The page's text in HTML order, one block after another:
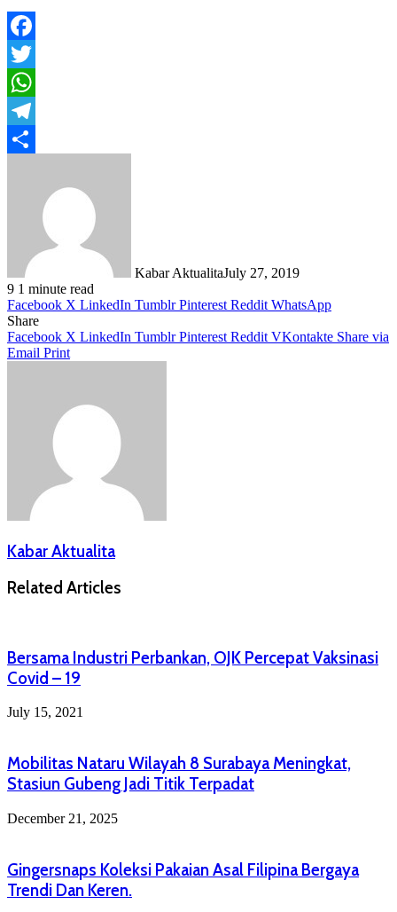
Facebook
Twitter
WhatsApp
Telegram
Kabar AktualitaJuly 27, 2019
9 1 minute read
Facebook X LinkedIn Tumblr Pinterest Reddit WhatsApp
Share
Facebook X LinkedIn Tumblr Pinterest Reddit VKontakte Share via
Email Print
Kabar Aktualita
Related Articles
Bersama Industri Perbankan, OJK Percepat Vaksinasi
Covid – 19
July 15, 2021
Mobilitas Nataru Wilayah 8 Surabaya Meningkat,
Stasiun Gubeng Jadi Titik Terpadat
December 21, 2025
Gingersnaps Koleksi Pakaian Asal Filipina Bergaya
Trendi Dan Keren.